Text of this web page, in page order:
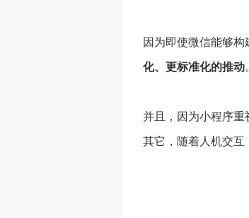
因为即使微信能够
化、更标准化的推动
并且，因为小程序
其它，随着人机交互